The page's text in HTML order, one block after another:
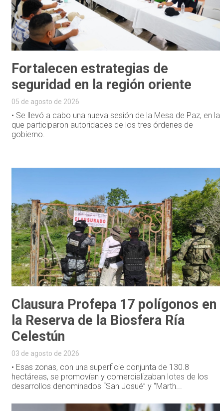
Fortalecen estrategias de
seguridad en la región oriente
05 de agosto de 2026
• Se llevó a cabo una nueva sesión de la Mesa de Paz, en la
que participaron autoridades de los tres órdenes de
gobierno.
Clausura Profepa 17 polígonos en
la Reserva de la Biosfera Ría
Celestún
03 de agosto de 2026
• Esas zonas, con una superficie conjunta de 130.8
hectáreas, se promovían y comercializaban lotes de los
desarrollos denominados “San Josué” y “Marth...